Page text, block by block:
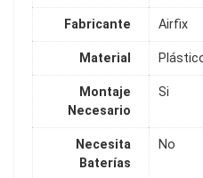
Fabricante Airfix
Material
Montaje
Necesario
Si
Necesita
Baterías
No